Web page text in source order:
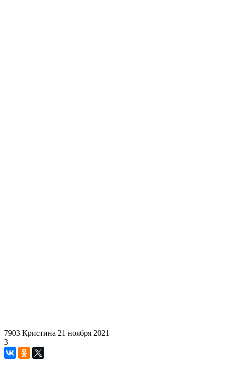
7903 Кристина 21 ноября 2021
3